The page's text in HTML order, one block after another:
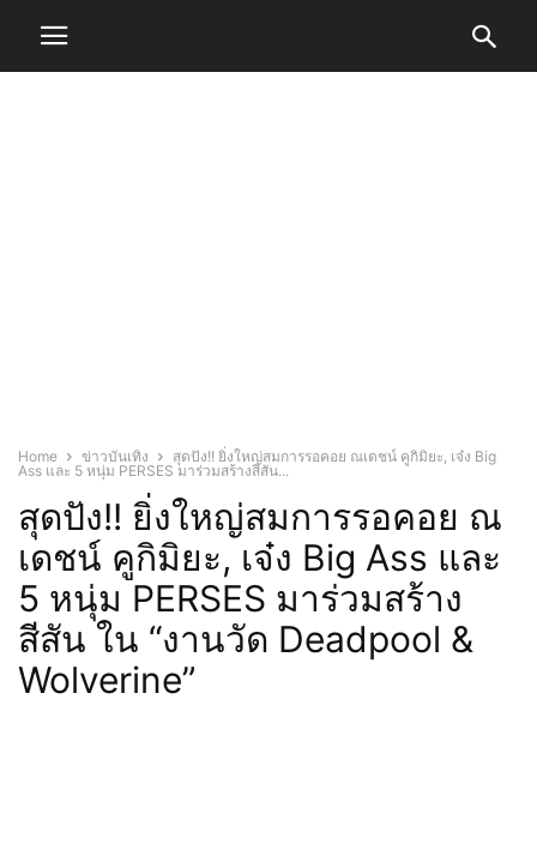
Home ข่าวบันเทิง
สุดปัง!! ยิ่งใหญ่สมการรอคอย ณเดชน์ คูกิมิยะ, เจ๋ง Big
Ass และ 5 หนุ่ม PERSES มาร่วมสร้างสีสัน...
สุดปัง!! ยิ่งใหญ่สมการรอคอย ณ
เดชน์ คูกิมิยะ, เจ๋ง Big Ass และ
5 หนุ่ม PERSES มาร่วมสร้าง
สีสัน ใน “งานวัด Deadpool &
Wolverine”